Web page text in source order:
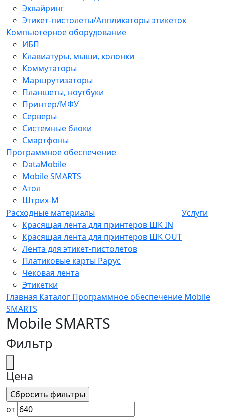
Эквайринг
Этикет-пистолеты/Аппликаторы этикеток
Компьютерное оборудование
ИБП
Клавиатуры, мыши, колонки
Коммутаторы
Маршрутизаторы
Планшеты, ноутбуки
Принтер/МФУ
Серверы
Системные блоки
Смартфоны
Программное обеспечение
DataMobile
Mobile SMARTS
Атол
Штрих-М
Расходные материалы
Красящая лента для принтеров ШК IN
Красящая лента для принтеров ШК OUT
Лента для этикет-пистолетов
Платиковые карты Рарус
Чековая лента
Этикетки
Услуги
Главная Каталог Программное обеспечение Mobile
SMARTS
Mobile SMARTS
Фильтр
Цена
от